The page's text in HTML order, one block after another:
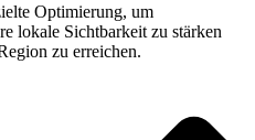
Optimierung, um
lokale Sichtbarkeit zu stärken
zu erreichen.